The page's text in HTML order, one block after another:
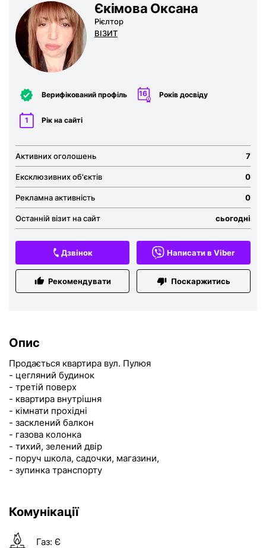
Єкімова Оксана
Рієлтор
ВІЗИТ
Верифікований профіль 16 Років досвіду
1 Рік на сайті
Активних оголошень 7
Ексклюзивних об'єктів 0
Рекламна активність 0
Останній візит на сайт сьогодні
Дзвінок Написати в Viber
Рекомендувати Поскаржитись
Опис
Продається квартира вул. Пулюя
- цегляний будинок
- третій поверх
- квартира внутрішня
- кімнати прохідні
- засклений балкон
- газова колонка
- тихий, зелений двір
- поруч школа, садочки, магазини,
- зупинка транспорту
Комунікації
Газ: Є